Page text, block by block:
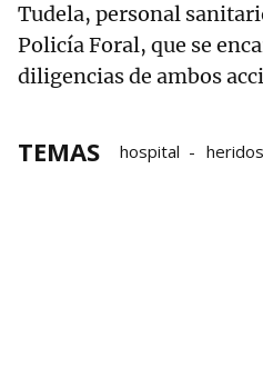
Tudela, personal
Policía Foral, que se
diligencias de ambos
TEMAS hospital heridos